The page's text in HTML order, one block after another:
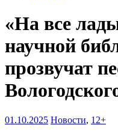
«На все
научной
прозвучат
01.10.2025 Новости, 12+